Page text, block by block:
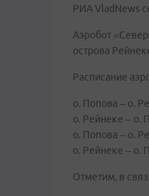
РИА VladNews
Аэробот
острова
Расписание
о. Попова – о.
о. Рейнеке – о.
о. Попова – о.
о. Рейнеке – о.
Отметим, в